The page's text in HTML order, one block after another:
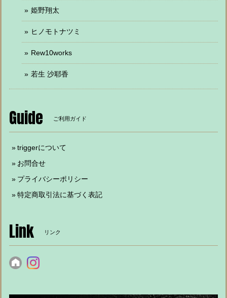
姫野翔太
ヒノモトナツミ
Rew10works
若生 沙耶香
Guide ご利用ガイド
triggerについて
お問合せ
プライバシーポリシー
特定商取引法に基づく表記
Link リンク